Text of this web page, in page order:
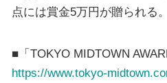
点には賞金5万円が贈られる。
■「TOKYO MIDTOWN
https://www.tokyo-